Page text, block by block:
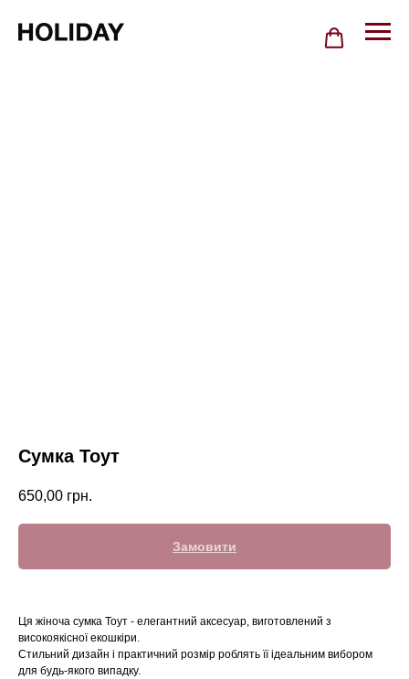
Сумка Тоут
650,00 грн.
Замовити
Ця жіноча сумка Тоут - елегантний аксесуар, виготовлений з
високоякісної екошкіри.
Стильний дизайн і практичний розмір роблять її ідеальним вибором
для будь-якого випадку.